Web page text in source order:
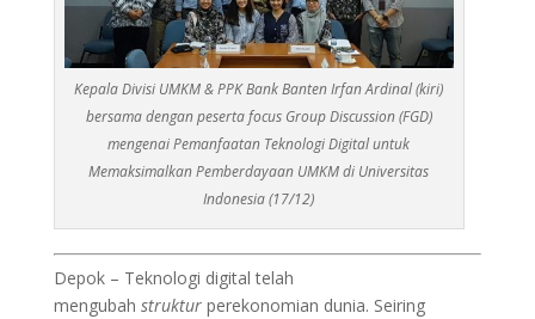
Kepala Divisi UMKM & PPK Bank Banten Irfan Ardinal (kiri)
bersama dengan peserta focus Group Discussion (FGD)
mengenai Pemanfaatan Teknologi Digital untuk
Memaksimalkan Pemberdayaan UMKM di Universitas
Indonesia (17/12)
Depok – Teknologi digital telah
mengubah strukturperekonomian dunia. Seiring